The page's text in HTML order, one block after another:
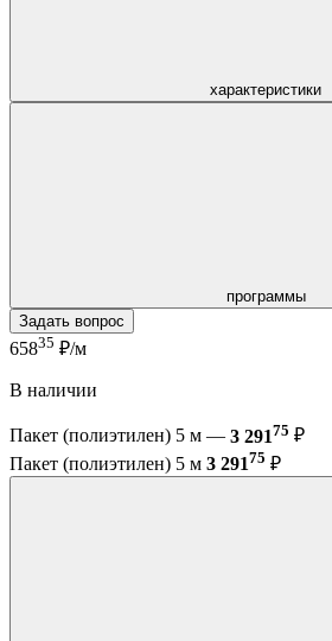
характеристики
программы
Задать вопрос
65835 ₽/м
В наличии
Пакет (полиэтилен) 5 м — 3 29175 ₽
Пакет (полиэтилен) 5 м 3 29175 ₽